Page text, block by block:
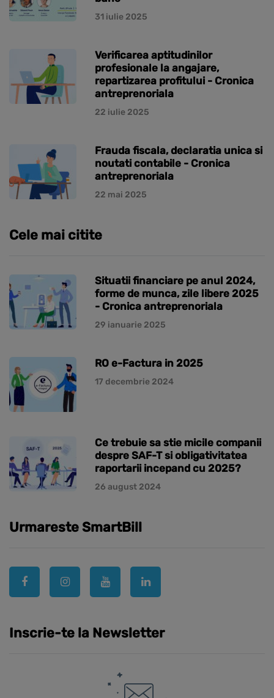
31 iulie 2025
Verificarea aptitudinilor
profesionale la angajare,
repartizarea profitului - Cronica
antreprenoriala
22 iulie 2025
Frauda fiscala, declaratia unica si
noutati contabile - Cronica
antreprenoriala
22 mai 2025
Cele mai citite
Situatii financiare pe anul 2024,
forme de munca, zile libere 2025
- Cronica antreprenoriala
29 ianuarie 2025
RO e-Factura in 2025
17 decembrie 2024
Ce trebuie sa stie micile companii
despre SAF-T si obligativitatea
raportarii incepand cu 2025?
26 august 2024
Urmareste SmartBill
Inscrie-te la Newsletter